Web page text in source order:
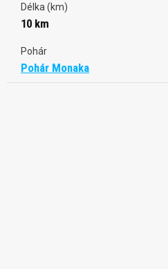
Délka (km)
10 km
Pohár
Pohár Monaka